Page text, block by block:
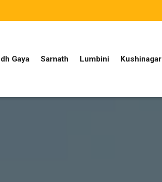
Gaya Sarnath Lumbini Kushinagar